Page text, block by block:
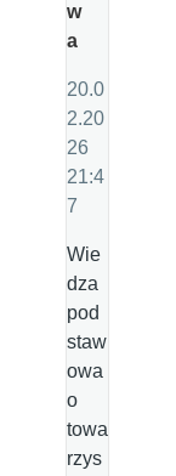
w
a
20.0
2.20
26
21:4
7
Wie
dza
pod
staw
owa
o
towa
rzys